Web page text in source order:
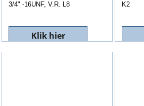
3/4" -16UNF, V.R. L8
Klik hier
K2